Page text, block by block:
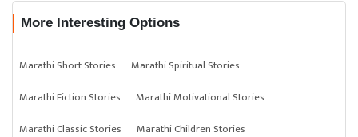
More Interesting Options
Marathi Short Stories
Marathi Spiritual Stories
Marathi Fiction Stories
Marathi Motivational Stories
Marathi Classic Stories
Marathi Children Stories